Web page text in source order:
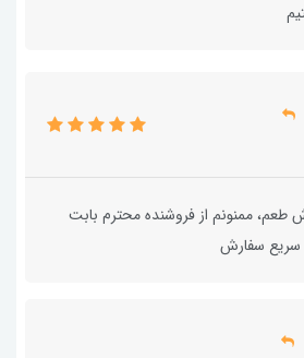
ممنونم از فروشنده محترم بابت
سریع سفارش